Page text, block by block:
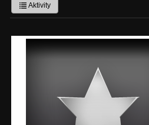
Aktivity